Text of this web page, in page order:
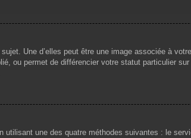
Une d’elles peut être une image associée à
ou permet de différencier votre statut particulier
une des quatre méthodes suivantes : le